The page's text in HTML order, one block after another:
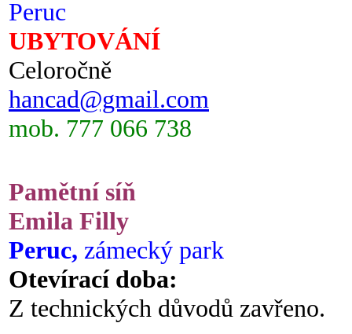
Peruc
UBYTOVÁNÍ
Celoročně
hancad@gmail.com
mob. 777 066 738
Pamětní síň
Emila Filly
Peruc, zámecký park
Otevírací doba:
Z technických důvodů zavřeno.